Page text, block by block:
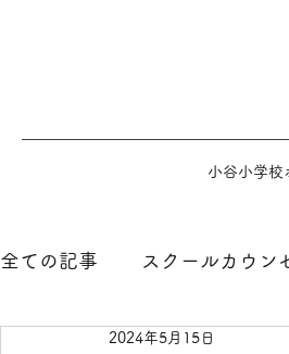
小谷小学校
全ての記事 スクールカウン
2024年5月15日